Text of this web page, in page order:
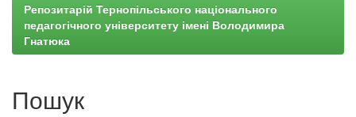
Репозитарій Тернопільського національного
педагогічного університету імені Володимира
Гнатюка
Пошук